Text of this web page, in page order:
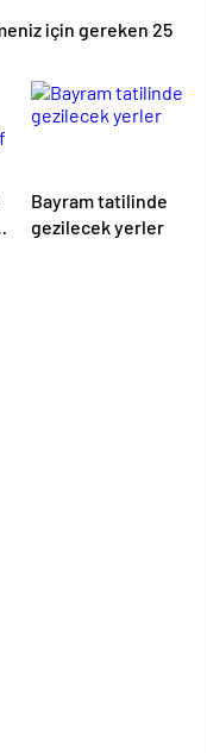
için gereken 25
Bayram tatilinde
gezilecek yerler